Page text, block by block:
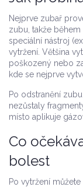
Nejprve zubař
zubu, takže
speciální nástroj
vytržení. Většina
poškozený nebo
kde se nejprve
Po odstranění
nezůstaly
místo aplikuje
Co
bolest
Po vytržení